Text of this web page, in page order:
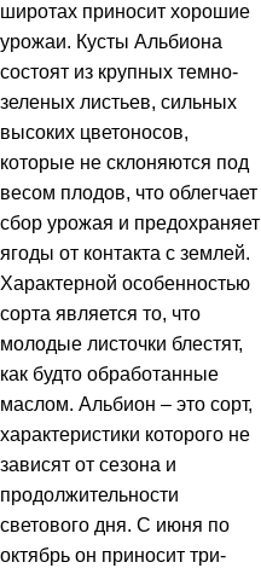
широтах приносит хорошие
урожаи. Кусты Альбиона
состоят из крупных темно-
зеленых листьев, сильных
высоких цветоносов,
которые не склоняются под
весом плодов, что облегчает
сбор урожая и предохраняет
ягоды от контакта с землей.
Характерной особенностью
сорта является то, что
молодые листочки блестят,
как будто обработанные
маслом. Альбион – это сорт,
характеристики которого не
зависят от сезона и
продолжительности
светового дня. С июня по
октябрь он приносит три-